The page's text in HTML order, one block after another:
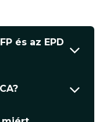
és az EPD